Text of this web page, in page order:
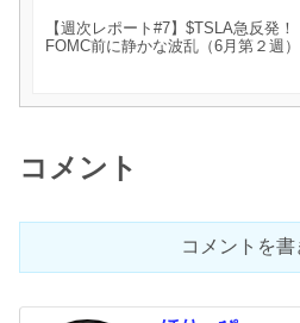
【週次レポート#7】$TSLA急反発！
FOMC前に静かな波乱（6月第２週）
コメント
コメントを書